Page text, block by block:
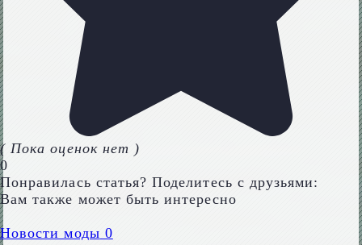
( Пока оценок нет )
0
Понравилась статья? Поделитесь с друзьями:
Вам также может быть интересно
Новости моды 0